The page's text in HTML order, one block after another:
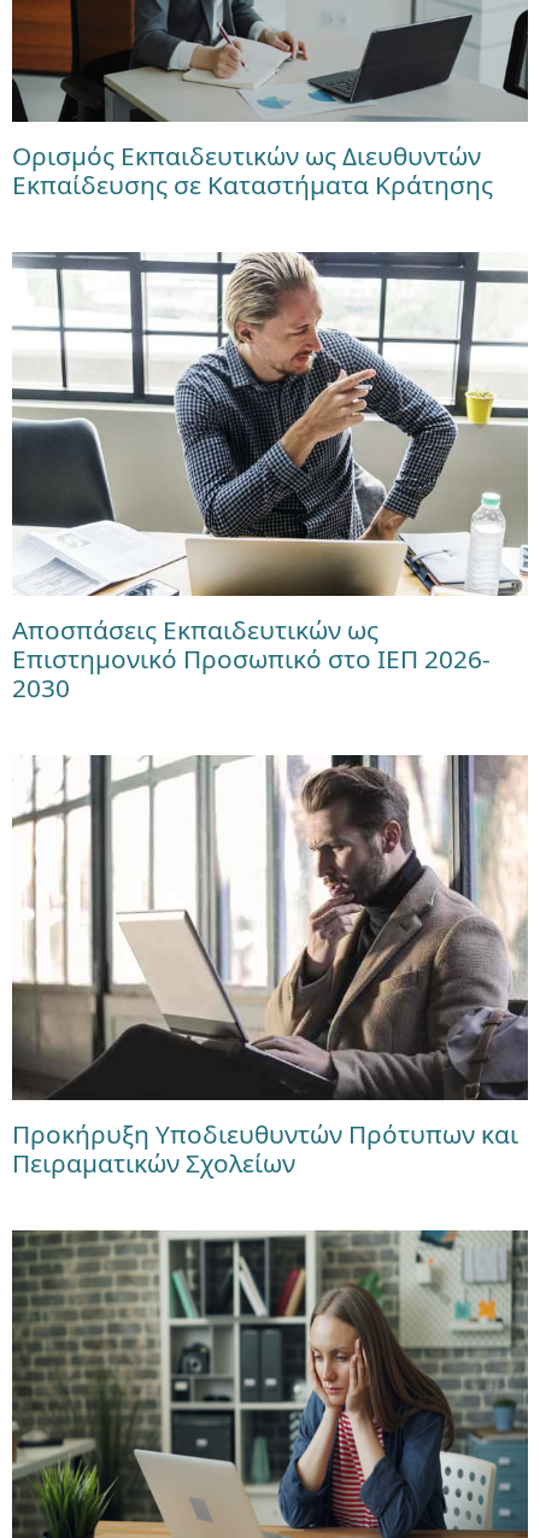
Ορισμός Εκπαιδευτικών ως Διευθυντών
Εκπαίδευσης σε Καταστήματα Κράτησης
Αποσπάσεις Εκπαιδευτικών ως
Επιστημονικό Προσωπικό στο ΙΕΠ 2026-
2030
Προκήρυξη Υποδιευθυντών Πρότυπων και
Πειραματικών Σχολείων